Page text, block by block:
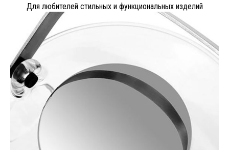
Для любителей стильных и функциональных изделий